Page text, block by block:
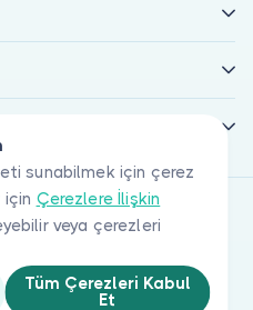
sunabilmek için çerez
için Çerezlere İlişkin
veya çerezleri
Tüm Çerezleri Kabul
Et